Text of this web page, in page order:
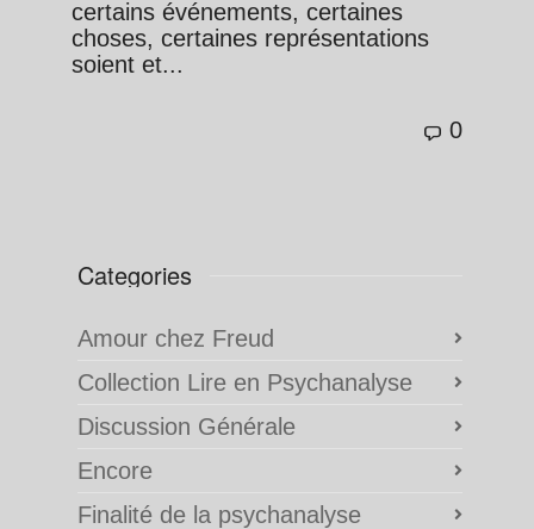
certains événements, certaines
choses, certaines représentations
soient et...
0
Categories
Amour chez Freud
Collection Lire en Psychanalyse
Discussion Générale
Encore
Finalité de la psychanalyse